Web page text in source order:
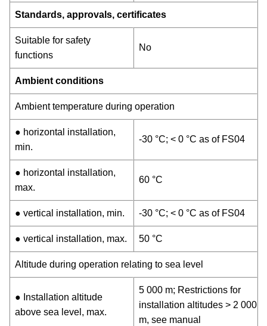
Standards, approvals, certificates
Suitable for safety
functions
No
Ambient conditions
Ambient temperature during operation
● horizontal installation,
min.
-30 °C; < 0 °C as of FS04
● horizontal installation,
max.
60 °C
● vertical installation, min. -30 °C; < 0 °C as of FS04
● vertical installation, max. 50 °C
Altitude during operation relating to sea level
● Installation altitude
above sea level, max.
5 000 m; Restrictions for
installation altitudes > 2 000
m, see manual